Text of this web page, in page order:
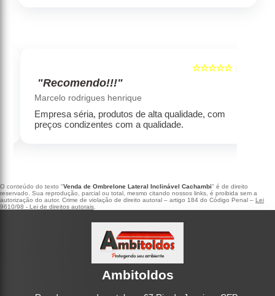
5
☆☆☆☆☆
"Recomendo!!!"
Marcelo rodrigues henrique
Empresa séria, produtos de alta qualidade, com
preços condizentes com a qualidade.
O conteúdo do texto "Venda de Ombrelone Lateral Inclinável Cachambi" é de direito
reservado. Sua reprodução, parcial ou total, mesmo citando nossos links, é proibida sem a
autorização do autor. Crime de violação de direito autoral – artigo 184 do Código Penal – Lei
9610/98 - Lei de direitos autorais
Ambitoldos